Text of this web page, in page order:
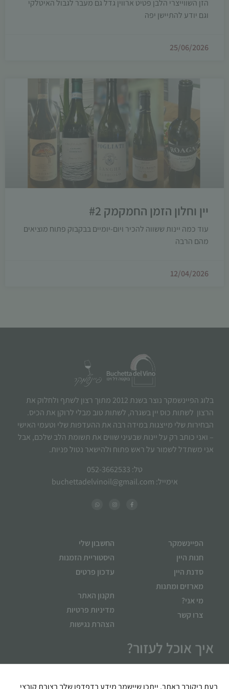
הזן השווייצרי הלבן פטיט ארווין גדל גם מעבר לגבול האיטלקי
וגם יודע להתיישן יפה
25/06/2026
יין וחלון הזמן החמקמק #2
עוד כמה יינות ששווה להכיר ויום-יומיים בבקבוק פתוח מוציאים
מהם הרבה
12/04/2026
בלוג הפיינשמקר נוצר בשנת 2012 מתוך רצון לשתף ולחלוק את
הרצון לשתות כוס יין בשגרה, לשתות טוב מבלי לרוקן את הכיס.
הבחירות שלי מייצגות במידה רבה את ההעדפות שלי וטעמי האישי
– ואני כותב רק על יינות שבעיני שווים את תשומת הלב שלכם, אבל
אני משתדל לשמור על ראש פתוח ולהישאר נטול פניות.
טל: 052-3662533
אימייל: buchettadelvinoil@gmail.com
הפיינשמקר
חנות היין
סדנת היין
מארזים ומתנות
מי אני?
צרו קשר
החשבון שלי
היסטוריית הזמנות
עדכון פרטים
תקנון האתר
מדיניות פרטיות
הצהרת נגישות
איך אוכל לעזור?
בעת ביקורך באתר, ייתכן שיישמר מידע בדפדפן שלך בצורת קובצי